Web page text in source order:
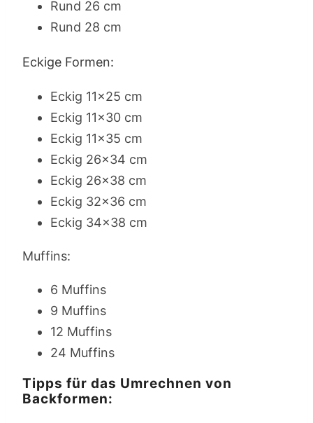
Rund 26 cm
Rund 28 cm
Eckige Formen:
Eckig 11×25 cm
Eckig 11×30 cm
Eckig 11×35 cm
Eckig 26×34 cm
Eckig 26×38 cm
Eckig 32×36 cm
Eckig 34×38 cm
Muffins:
6 Muffins
9 Muffins
12 Muffins
24 Muffins
Tipps für das Umrechnen von
Backformen: